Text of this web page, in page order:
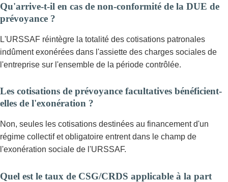
Qu'arrive-t-il en cas de non-conformité de la DUE de
prévoyance ?
L'URSSAF réintègre la totalité des cotisations patronales
indûment exonérées dans l'assiette des charges sociales de
l'entreprise sur l'ensemble de la période contrôlée.
Les cotisations de prévoyance facultatives bénéficient-
elles de l'exonération ?
Non, seules les cotisations destinées au financement d'un
régime collectif et obligatoire entrent dans le champ de
l'exonération sociale de l'URSSAF.
Quel est le taux de CSG/CRDS applicable à la part